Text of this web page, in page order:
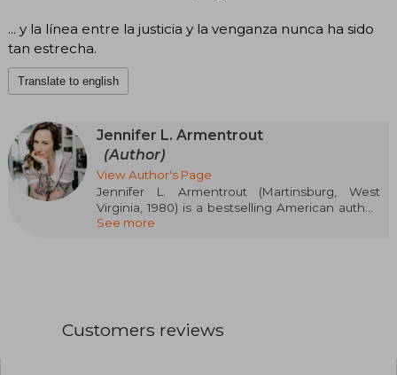
... y la línea entre la justicia y la venganza nunca ha sido
tan estrecha.
Translate to english
Jennifer L. Armentrout
(Author)
View Author's Page
Jennifer L. Armentrout (Martinsburg, West
Virginia, 1980) is a bestselling American author,
specialized in paranormal fantasy and young
master of romance with supernatural elements,
See more
Customers reviews